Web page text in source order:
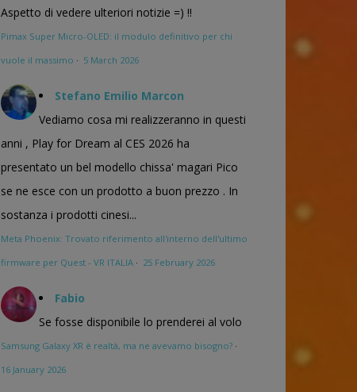
Aspetto di vedere ulteriori notizie =) !!
Pimax Super Micro-OLED: il modulo definitivo per chi
vuole il massimo · 5 March 2026
Stefano Emilio Marcon
Vediamo cosa mi realizzeranno in questi
anni , Play for Dream al CES 2026 ha
presentato un bel modello chissa' magari Pico
se ne esce con un prodotto a buon prezzo . In
sostanza i prodotti cinesi...
Meta Phoenix: Trovato riferimento all'interno dell'ultimo
firmware per Quest - VR ITALIA · 25 February 2026
Fabio
Se fosse disponibile lo prenderei al volo
Samsung Galaxy XR è realtà, ma ne avevamo bisogno? ·
16 January 2026